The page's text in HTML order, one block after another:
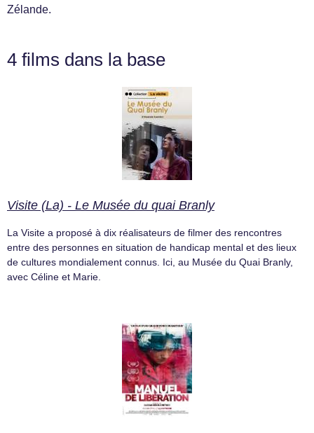
Zélande.
4 films dans la base
Visite (La) - Le Musée du quai Branly
La Visite a proposé à dix réalisateurs de filmer des rencontres
entre des personnes en situation de handicap mental et des lieux
de cultures mondialement connus. Ici, au Musée du Quai Branly,
avec Céline et Marie.